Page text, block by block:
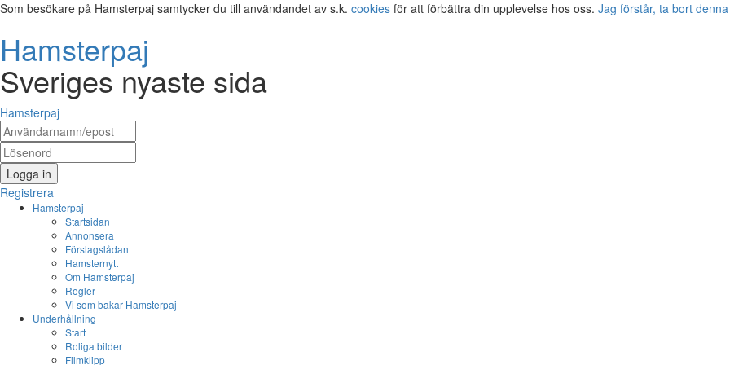
Som besökare på Hamsterpaj samtycker du till användandet av s.k. cookies för att förbättra din upplevelse hos oss. Jag förstår, ta bort
Hamsterpaj
Sveriges nyaste sida
Hamsterpaj
Logga in
Registrera
Hamsterpaj
Startsidan
Annonsera
Förslagslådan
Hamsternytt
Om Hamsterpaj
Regler
Vi som bakar Hamsterpaj
Underhållning
Start
Roliga bilder
Filmklipp